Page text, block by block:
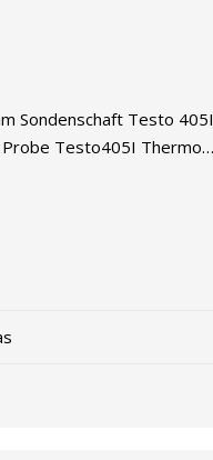
Sondenschaft Testo 405I
Probe Testo405I Thermo-